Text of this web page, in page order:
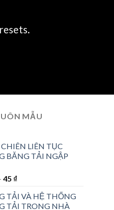
MẪU
LIÊN TỤC
BĂNG TẢI NGẬP
45 ₫
TẢI VÀ HỆ THỐNG
TẢI TRONG NHÀ